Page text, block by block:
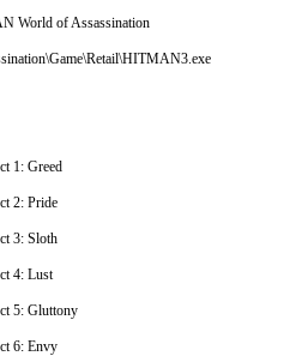
World of Assassination
1: Greed
2: Pride
3: Sloth
4: Lust
5: Gluttony
6: Envy